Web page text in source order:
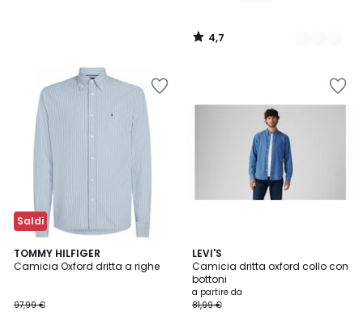
4,7
/
Saldi
TOMMY HILFIGER
Camicia Oxford dritta a righe
97,99 €
LEVI'S
Camicia dritta oxford collo con
bottoni
a partire da
81,99 €
4
/
5
2
Colori